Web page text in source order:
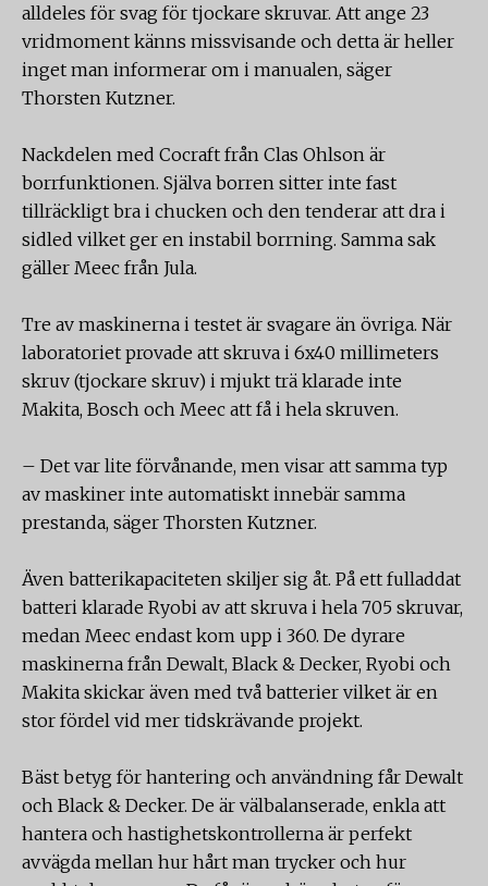
alldeles för svag för tjockare skruvar. Att ange 23
vridmoment känns missvisande och detta är heller
inget man informerar om i manualen, säger
Thorsten Kutzner.
Nackdelen med Cocraft från Clas Ohlson är
borrfunktionen. Själva borren sitter inte fast
tillräckligt bra i chucken och den tenderar att dra i
sidled vilket ger en instabil borrning. Samma sak
gäller Meec från Jula.
Tre av maskinerna i testet är svagare än övriga. När
laboratoriet provade att skruva i 6x40 millimeters
skruv (tjockare skruv) i mjukt trä klarade inte
Makita, Bosch och Meec att få i hela skruven.
– Det var lite förvånande, men visar att samma typ
av maskiner inte automatiskt innebär samma
prestanda, säger Thorsten Kutzner.
Även batterikapaciteten skiljer sig åt. På ett fulladdat
batteri klarade Ryobi av att skruva i hela 705 skruvar,
medan Meec endast kom upp i 360. De dyrare
maskinerna från Dewalt, Black & Decker, Ryobi och
Makita skickar även med två batterier vilket är en
stor fördel vid mer tidskrävande projekt.
Bäst betyg för hantering och användning får Dewalt
och Black & Decker. De är välbalanserade, enkla att
hantera och hastighetskontrollerna är perfekt
avvägda mellan hur hårt man trycker och hur